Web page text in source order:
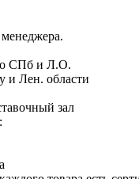
СПб и Л.О.
и Лен. области
зал